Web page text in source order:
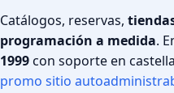
Catálogos, reservas,
programación a medida.
1999con soporte en
promo sitio